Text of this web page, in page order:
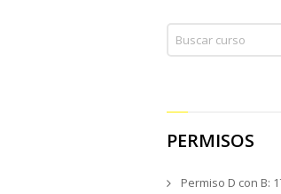
PERMISOS
Permiso D con B: